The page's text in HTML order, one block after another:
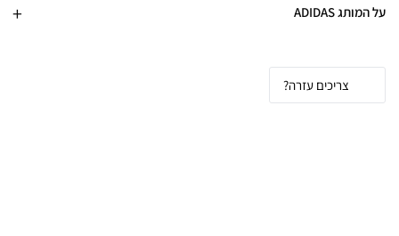
על המותג ADIDAS
צריכים עזרה?